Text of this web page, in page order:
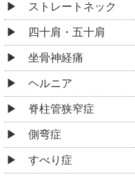
ストレートネック
四十肩・五十肩
坐骨神経痛
ヘルニア
脊柱管狭窄症
側弯症
すべり症